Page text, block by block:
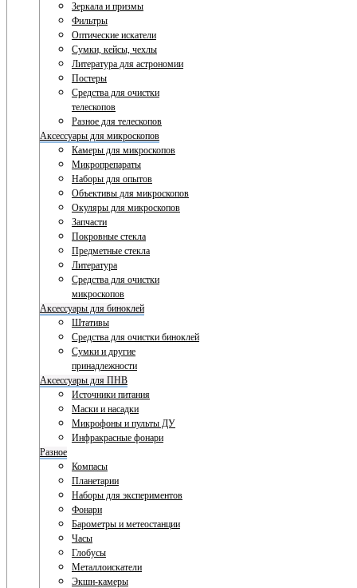
Зеркала и призмы
Фильтры
Оптические искатели
Сумки, кейсы, чехлы
Литература для астрономии
Постеры
Средства для очистки
телескопов
Разное для телескопов
Аксессуары для микроскопов
Камеры для микроскопов
Микропрепараты
Наборы для опытов
Объективы для микроскопов
Окуляры для микроскопов
Запчасти
Покровные стекла
Предметные стекла
Литература
Средства для очистки
микроскопов
Аксессуары для биноклей
Штативы
Средства для очистки биноклей
Сумки и другие
принадлежности
Аксессуары для ПНВ
Источники питания
Маски и насадки
Микрофоны и пульты ДУ
Инфракрасные фонари
Разное
Компасы
Планетарии
Наборы для экспериментов
Фонари
Барометры и метеостанции
Часы
Глобусы
Металлоискатели
Экшн-камеры